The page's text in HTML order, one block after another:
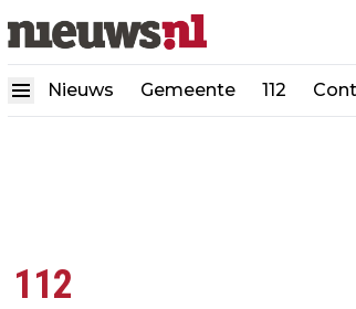
Nieuws Gemeente 112
112